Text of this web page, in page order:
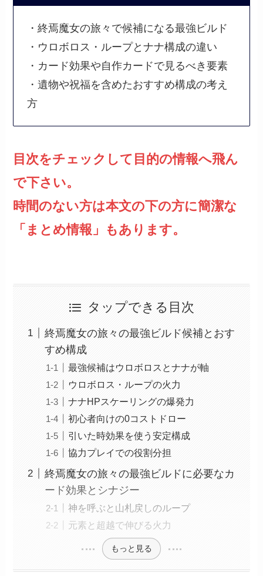
・終焉魔女の旅々で候補になる最強ビルド
・ウロボロス・ループとナナ構成の違い
・カード効果や自作カードで見るべき要素
・遺物や祝福を含めたおすすめ構成の考え
方
目次をチェックして目的の情報へ飛ん
で下さい。
時間のない方は本文の下の方に簡潔な
「まとめ情報」もあります。
タップできる目次
終焉魔女の旅々の最強ビルド候補とおす
すめ構成
最強候補はウロボロスとナナが軸
ウロボロス・ループの火力
ナナHPスケーリングの爆発力
初心者向けの0コストドロー
引いた時効果を使う安定構成
協力プレイでの役割分担
終焉魔女の旅々の最強ビルドに必要なカ
ード効果とシナジー
神を呼ぶと山札戻しのループ
元素と超越で伸びる火力
もっと見る